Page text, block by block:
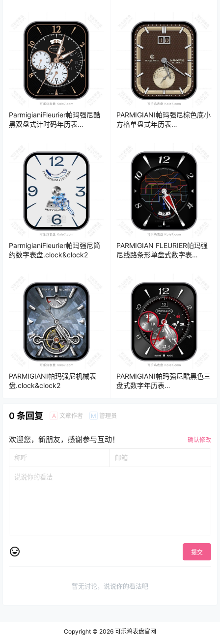
ParmigianiFleurier帕玛强尼酷
黑双盘式计时码年历表
PARMIGIANI帕玛强尼棕色底小
方格单盘式年历表
ParmigianiFleurier帕玛强尼简
约数字表盘.clock&clock2
PARMIGIAN FLEURIER帕玛强
尼线路条形单盘式数字表
PARMIGIANI帕玛强尼机械表
盘.clock&clock2
PARMIGIANI帕玛强尼酷黑色三
盘式数字年历表
0 条回复 A 文章作者 M 管理员
欢迎您，新朋友，感谢参与互动！ 确认修改
提交
暂无讨论，说说你的看法吧
Copyright © 2026 可乐鸡表盘官网